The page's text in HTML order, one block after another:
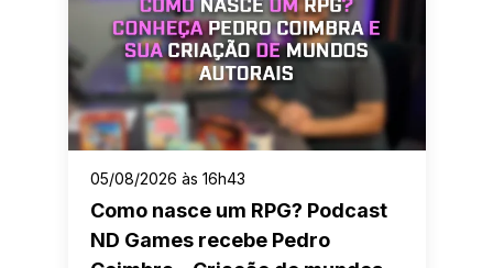
05/08/2026 às 16h43
Como nasce um RPG? Podcast
ND Games recebe Pedro